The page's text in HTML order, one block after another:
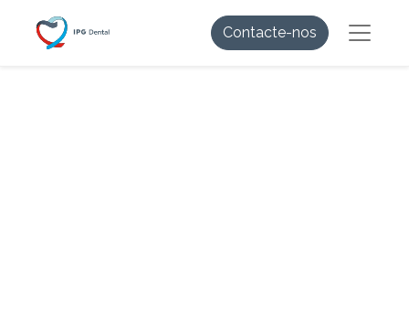
Contacte-nos